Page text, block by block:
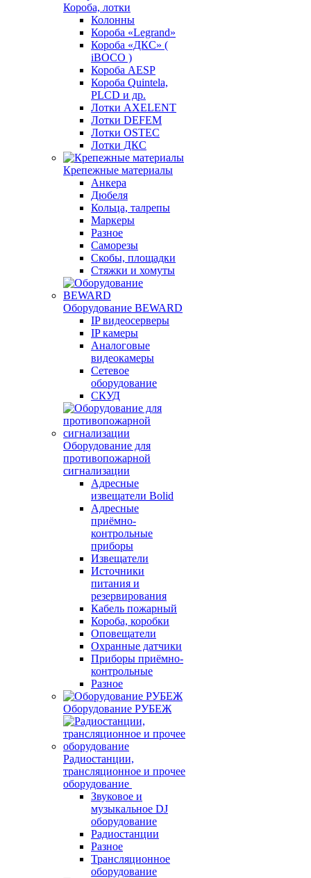
Короба, лотки
Колонны
Короба «Legrand»
Короба «ДКС» (
iBOCO )
Короба AESP
Короба Quintela,
PLCD и др.
Лотки AXELENT
Лотки DEFEM
Лотки OSTEC
Лотки ДКС
Крепежные материалы
Анкера
Дюбеля
Кольца, талрепы
Маркеры
Разное
Саморезы
Скобы, площадки
Стяжки и хомуты
Оборудование BEWARD
IP видеосерверы
IP камеры
Аналоговые
видеокамеры
Сетевое
оборудование
СКУД
Оборудование для
противопожарной
сигнализации
Адресные
извещатели Bolid
Адресные
приёмно-
контрольные
приборы
Извещатели
Источники
питания и
резервирования
Кабель пожарный
Короба, коробки
Оповещатели
Охранные датчики
Приборы приёмно-
контрольные
Разное
Оборудование РУБЕЖ
Радиостанции,
трансляционное и прочее
оборудование
Звуковое и
музыкальное DJ
оборудование
Радиостанции
Разное
Трансляционное
оборудование